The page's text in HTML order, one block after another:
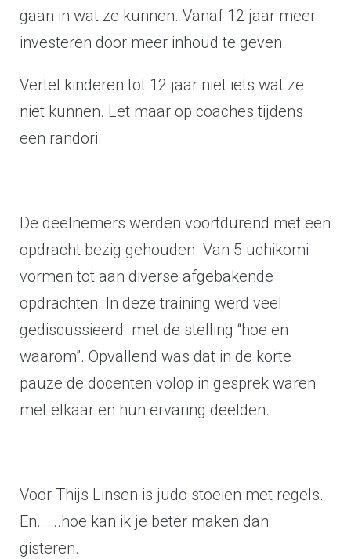
gaan in wat ze kunnen. Vanaf 12 jaar meer
investeren door meer inhoud te geven.
Vertel kinderen tot 12 jaar niet iets wat ze
niet kunnen. Let maar op coaches tijdens
een randori.
De deelnemers werden voortdurend met een
opdracht bezig gehouden. Van 5 uchikomi
vormen tot aan diverse afgebakende
opdrachten. In deze training werd veel
gediscussieerd met de stelling “hoe en
waarom”. Opvallend was dat in de korte
pauze de docenten volop in gesprek waren
met elkaar en hun ervaring deelden.
Voor Thijs Linsen is judo stoeien met regels.
En…….hoe kan ik je beter maken dan
gisteren.